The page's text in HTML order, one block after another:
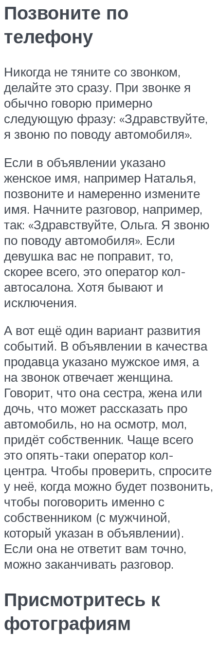
Позвоните по
телефону
Никогда не тяните со звонком,
делайте это сразу. При звонке я
обычно говорю примерно
следующую фразу: «Здравствуйте,
я звоню по поводу автомобиля».
Если в объявлении указано
женское имя, например Наталья,
позвоните и намеренно измените
имя. Начните разговор, например,
так: «Здравствуйте, Ольга. Я звоню
по поводу автомобиля». Если
девушка вас не поправит, то,
скорее всего, это оператор кол-
автосалона. Хотя бывают и
исключения.
А вот ещё один вариант развития
событий. В объявлении в качества
продавца указано мужское имя, а
на звонок отвечает женщина.
Говорит, что она сестра, жена или
дочь, что может рассказать про
автомобиль, но на осмотр, мол,
придёт собственник. Чаще всего
это опять-таки оператор кол-
центра. Чтобы проверить, спросите
у неё, когда можно будет позвонить,
чтобы поговорить именно с
собственником (с мужчиной,
который указан в объявлении).
Если она не ответит вам точно,
можно заканчивать разговор.
Присмотритесь к
фотографиям